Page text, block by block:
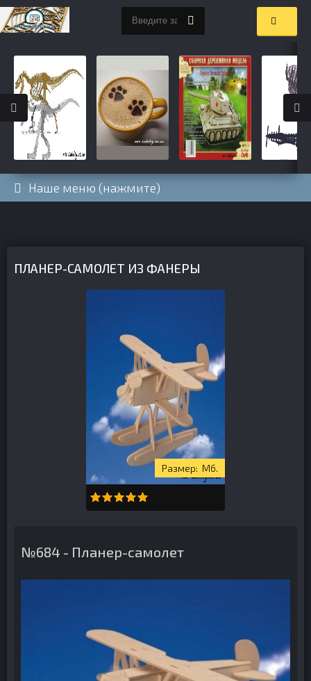
Наше меню (нажмите)
ПЛАНЕР-САМОЛЕТ ИЗ ФАНЕРЫ
Мб.
№684 - Планер-самолет